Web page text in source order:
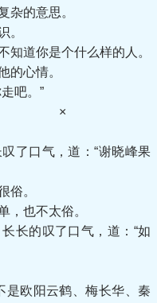
的意思。
道你是个什么样的人。
心情。
吧。”
×
口气，道：“谢晓峰果
。
也不太俗。
的叹了口气，道：“如
欧阳云鹤、梅长华、秦